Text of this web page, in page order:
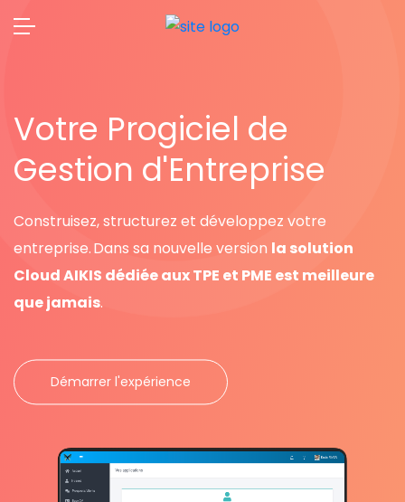
Votre Progiciel de
Gestion d'Entreprise
Construisez, structurez et développez votre
entreprise. Dans sa nouvelle version la solution
Cloud AIKIS dédiée aux TPE et PME est meilleure
que jamais.
Démarrer l'expérience